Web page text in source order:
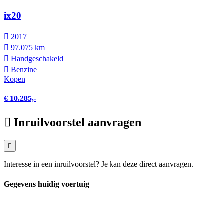
ix20
2017
97.075 km
Hand­geschakeld
Benzine
Kopen
€ 10.285,-
Inruilvoorstel aanvragen
Interesse in een inruilvoorstel? Je kan deze direct aanvragen.
Gegevens huidig voertuig